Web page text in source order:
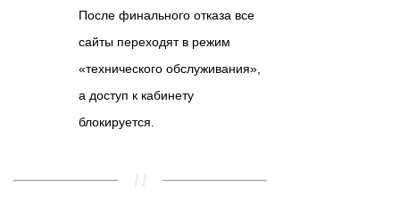
После финального отказа все
сайты переходят в режим
«технического обслуживания»,
а доступ к кабинету
блокируется.